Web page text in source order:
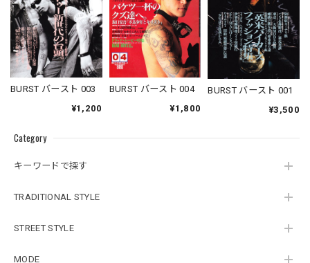
Category
キーワードで探す
TRADITIONAL STYLE
STREET STYLE
MODE
BURST バースト 003
¥1,200
BURST バースト 004
¥1,800
BURST バースト 001
¥3,500